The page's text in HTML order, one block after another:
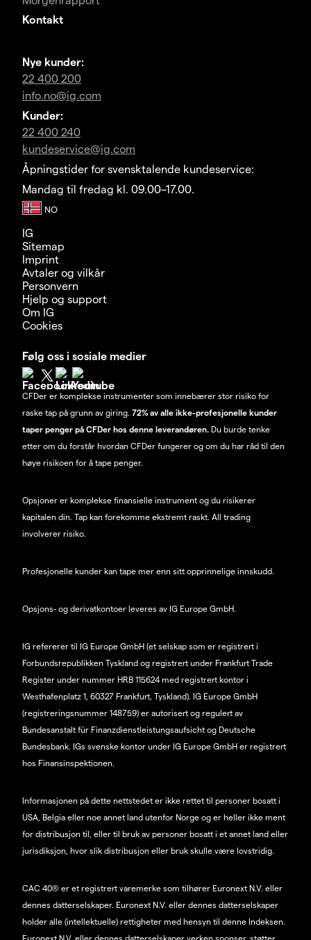
Kontakt
Nye kunder:
22 400 200
info.no@ig.com
Kunder:
22 400 240
kundeservice@ig.com
Åpningstider for svensktalende kundeservice:
Mandag til fredag kl. 09.00–17.00.
IG
Sitemap
Imprint
Avtaler og vilkår
Personvern
Hjelp og support
Om IG
Cookies
Følg oss i sosiale medier
CFDer er komplekse instrumenter som innebærer stor risiko for
raske tap på grunn av giring. 72% av alle ikke-profesjonelle kunder
taper penger på CFDer hos denne leverandøren. Du burde tenke
etter om du forstår hvordan CFDer fungerer og om du har råd til den
høye risikoen for å tape penger.
Opsjoner er komplekse finansielle instrument og du risikerer
kapitalen din. Tap kan forekomme ekstremt raskt. All trading
involverer risiko.
Profesjonelle kunder kan tape mer enn sitt opprinnelige innskudd.
Opsjons- og derivatkontoer leveres av IG Europe GmbH.
IG refererer til IG Europe GmbH (et selskap som er registrert i
Forbundsrepublikken Tyskland og registrert under Frankfurt Trade
Register under nummer HRB 115624 med registrert kontor i
Westhafenplatz 1, 60327 Frankfurt, Tyskland). IG Europe GmbH
(registreringsnummer 148759) er autorisert og regulert av
Bundesanstalt für Finanzdienstleistungsaufsicht og Deutsche
Bundesbank. IGs svenske kontor under IG Europe GmbH er registrert
hos Finansinspektionen.
Informasjonen på dette nettstedet er ikke rettet til personer bosatt i
USA, Belgia eller noe annet land utenfor Norge og er heller ikke ment
for distribusjon til, eller til bruk av personer bosatt i et annet land eller
jurisdiksjon, hvor slik distribusjon eller bruk skulle være lovstridig.
CAC 40® er et registrert varemerke som tilhører Euronext N.V. eller
dennes datterselskaper. Euronext N.V. eller dennes datterselskaper
holder alle (intellektuelle) rettigheter med hensyn til denne Indeksen.